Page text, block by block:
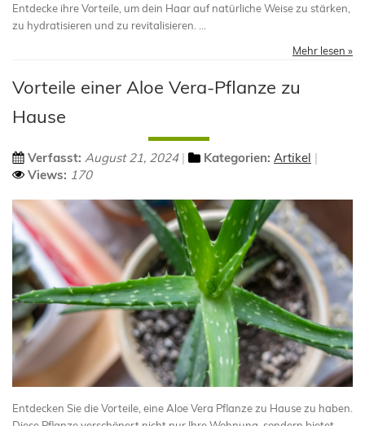
Entdecke ihre Vorteile, um dein Haar auf natürliche Weise zu stärken,
zu hydratisieren und zu revitalisieren. ...
Mehr lesen »
Vorteile einer Aloe Vera-Pflanze zu
Hause
Verfasst: August 21, 2024 Kategorien: Artikel
Views: 170
Entdecken Sie die Vorteile, eine Aloe Vera Pflanze zu Hause zu haben.